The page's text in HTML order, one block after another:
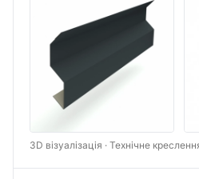
3D візуалізація · Технічне